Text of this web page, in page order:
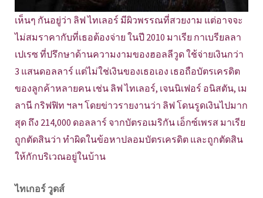
เห็นๆ กันอยู่ว่า ลิฟ ไทเลอร์ มีผิวพรรณที่สวยงาม แต่อาจจะ
ไม่สมราคากับที่เธอต้องจ่าย ในปี 2010 มาเรีย กาเบรียลลา
เปเรซ ที่ปรึกษาด้านความงามของฮอลลีวูด ใช้จ่ายเงินกว่า
3 แสนดอลลาร์ แต่ไม่ใช่เงินของเธอเอง เธอถือบัตรเครดิต
ของลูกค้าหลายคน เช่น ลิฟ ไทเลอร์, เจนนิเฟอร์ อนิสตัน, เม
ลานี กริฟฟิท ฯลฯ โดยข่าวรายงานว่า ลิฟ โดนรูดเงินไปมาก
สุด ถึง 214,000 ดอลลาร์ จากบัตรอเมริกัน เอ็กซ์เพรส มาเรีย
ถูกตัดสินว่า ทำผิดในข้อหาปลอมบัตรเครดิต และถูกตัดสิน
ให้กักบริเวณอยู่ในบ้าน
ไทเกอร์ วูดส์